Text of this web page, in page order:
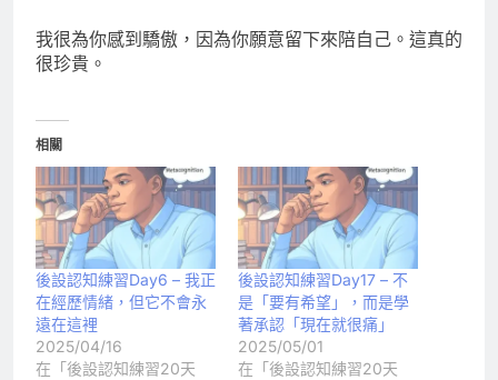
我很為你感到驕傲，因為你願意留下來陪自己。這真的
很珍貴。
相關
後設認知練習Day6 – 我正
在經歷情緒，但它不會永
遠在這裡
2025/04/16
在「後設認知練習20天
後設認知練習Day17 – 不
是「要有希望」，而是學
著承認「現在就很痛」
2025/05/01
在「後設認知練習20天